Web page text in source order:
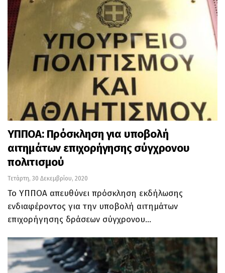
ΥΠΠΟΑ: Πρόσκληση για υποβολή
αιτημάτων επιχορήγησης σύγχρονου
πολιτισμού
Τετάρτη, 30 Δεκεμβρίου, 2020
Το ΥΠΠΟΑ απευθύνει πρόσκληση εκδήλωσης
ενδιαφέροντος για την υποβολή αιτημάτων
επιχορήγησης δράσεων σύγχρονου…